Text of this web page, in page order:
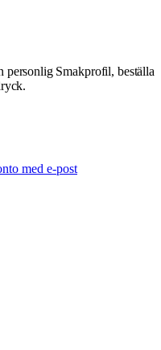
personlig Smakprofil, beställa
med e-post